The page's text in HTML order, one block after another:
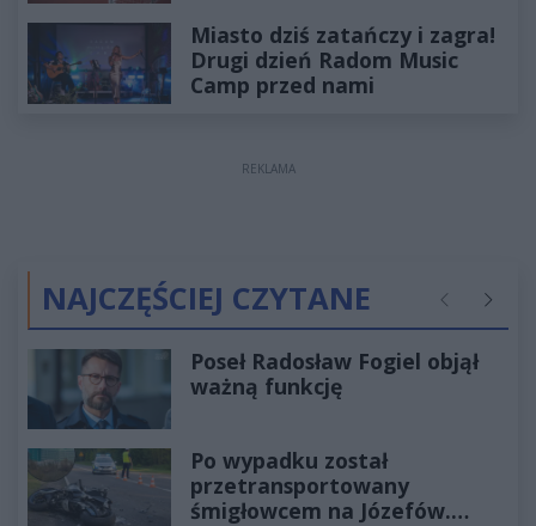
Miasto dziś zatańczy i zagra!
Drugi dzień Radom Music
Camp przed nami
REKLAMA
NAJCZĘŚCIEJ CZYTANE Poprzednie
Poseł Radosław Fogiel objął
ważną funkcję
Po wypadku został
przetransportowany
śmigłowcem na Józefów.